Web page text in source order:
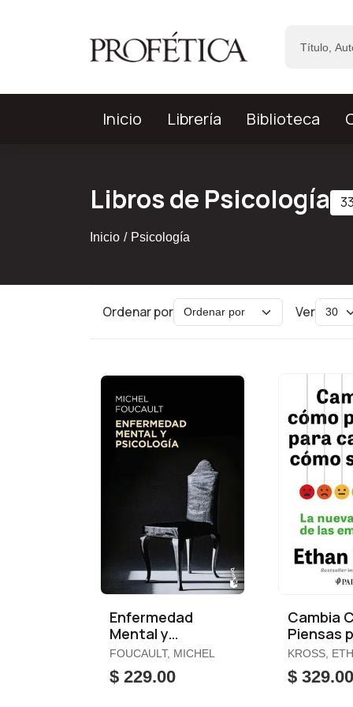
Inicio Librería Biblioteca
Libros de Psicología
Inicio Psicología
Ordenar por Ver
Enfermedad
Mental y
Psicología
FOUCAULT, MICHEL
$ 229.00
Cambia
Piensas
Cambiar
Sientes
KROSS,
$